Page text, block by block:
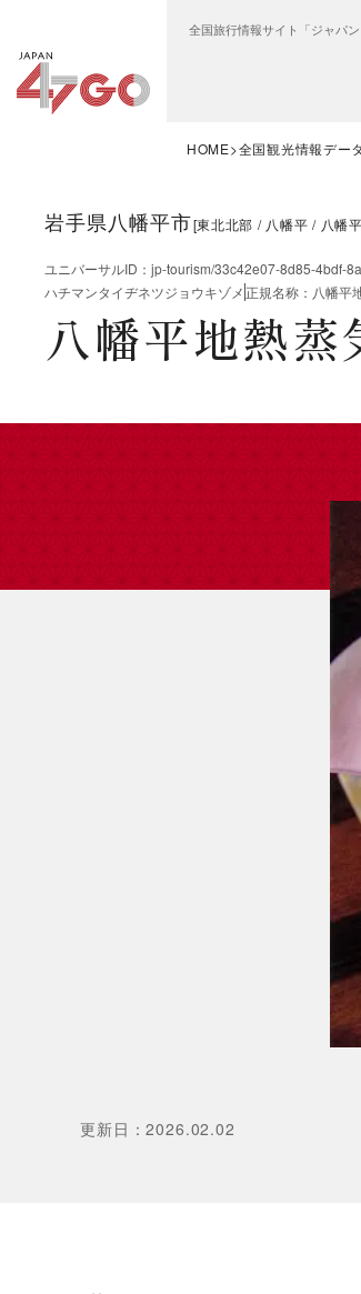
全国旅行情報サイト「ジャパ
HOME 全国観光情報デー
岩手県八幡平市[東北北部 八幡平 八幡平
ユニバーサルID ： jp-tourism/33c42e07-8d85-4bdf-
ハチマンタイヂネツジョウキゾメ正規名称 ： 八幡平
八幡平地熱蒸
更新日 ：2026.02.02